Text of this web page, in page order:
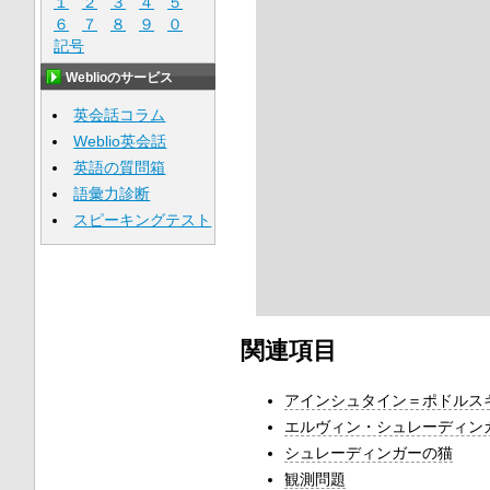
関連項目
アインシュタイン＝ポドル
エルヴィン・シュレーディン
シュレーディンガーの猫
観測問題
６
７ ８ ９
０
記号
Weblioのサービス
英会話コラム
Weblio英会話
英語の質問箱
語彙力診断
スピーキングテスト